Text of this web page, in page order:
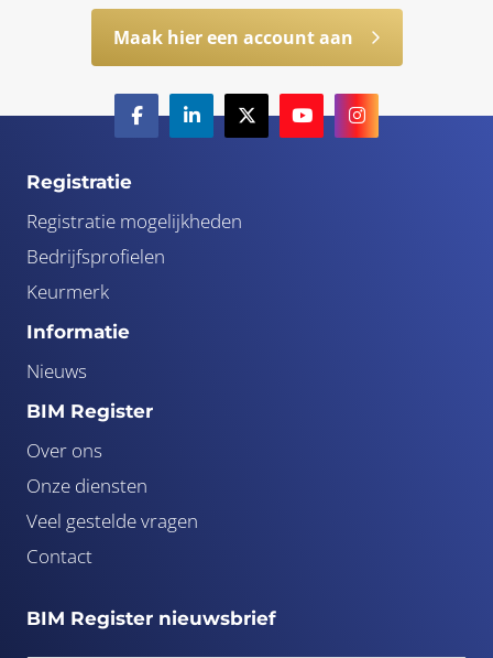
Maak hier een account aan
Registratie
Registratie mogelijkheden
Bedrijfsprofielen
Keurmerk
Informatie
Nieuws
BIM Register
Over ons
Onze diensten
Veel gestelde vragen
Contact
BIM Register nieuwsbrief